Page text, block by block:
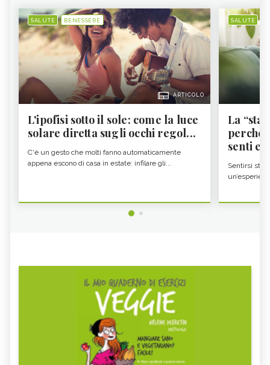
SALUTE BENESSERE
ARTICOLO
L'ipofisi sotto il sole: come la luce
solare diretta sugli occhi regol...
C'è un gesto che molti fanno automaticamente
appena escono di casa in estate: infilare gli...
SALUTE
La
perché
senti
Sentirsi